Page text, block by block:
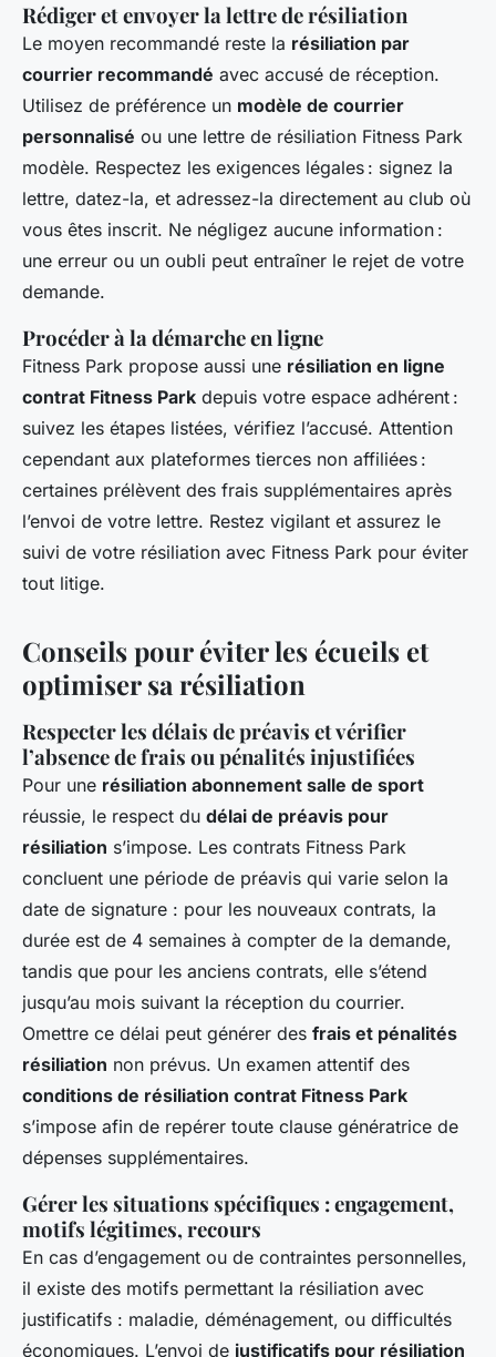
Rédiger et envoyer la lettre de résiliation
Le moyen recommandé reste la résiliation par
courrier recommandé avec accusé de réception.
Utilisez de préférence un modèle de courrier
personnalisé ou une lettre de résiliation Fitness Park
modèle. Respectez les exigences légales : signez la
lettre, datez-la, et adressez-la directement au club où
vous êtes inscrit. Ne négligez aucune information :
une erreur ou un oubli peut entraîner le rejet de votre
demande.
Procéder à la démarche en ligne
Fitness Park propose aussi une résiliation en ligne
contrat Fitness Park depuis votre espace adhérent :
suivez les étapes listées, vérifiez l’accusé. Attention
cependant aux plateformes tierces non affiliées :
certaines prélèvent des frais supplémentaires après
l’envoi de votre lettre. Restez vigilant et assurez le
suivi de votre résiliation avec Fitness Park pour éviter
tout litige.
Conseils pour éviter les écueils et
optimiser sa résiliation
Respecter les délais de préavis et vérifier
l’absence de frais ou pénalités injustifiées
Pour une résiliation abonnement salle de sport
réussie, le respect du délai de préavis pour
résiliation s’impose. Les contrats Fitness Park
concluent une période de préavis qui varie selon la
date de signature : pour les nouveaux contrats, la
durée est de 4 semaines à compter de la demande,
tandis que pour les anciens contrats, elle s’étend
jusqu’au mois suivant la réception du courrier.
Omettre ce délai peut générer des frais et pénalités
résiliation non prévus. Un examen attentif des
conditions de résiliation contrat Fitness Park
s’impose afin de repérer toute clause génératrice de
dépenses supplémentaires.
Gérer les situations spécifiques : engagement,
motifs légitimes, recours
En cas d’engagement ou de contraintes personnelles,
il existe des motifs permettant la résiliation avec
justificatifs : maladie, déménagement, ou difficultés
économiques. L’envoi de justificatifs pour résiliation